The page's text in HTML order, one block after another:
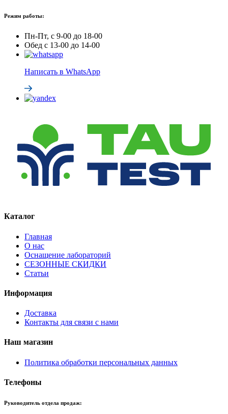
Режим работы:
Пн-Пт, с 9-00 до 18-00
Обед с 13-00 до 14-00
Написать в WhatsApp
Каталог
Главная
О нас
Оснащение лабораторий
СЕЗОННЫЕ СКИДКИ
Статьи
Информация
Доставка
Контакты для связи с нами
Наш магазин
Политика обработки персональных данных
Телефоны
Руководитель отдела продаж: